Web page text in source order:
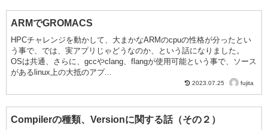
ARMでGROMACS
HPCチャレンジを動かして、大まかなARMのcpuの性格が分ったとい
う事で、では、実アプリじゃどうなのか、という話になりました。
OSは共通、さらに、gccやclang、flangが使用可能という事で、ソース
があるlinux上の大抵のアプ...
2023.07.25 fujita
Compilerの種類、Versionに関する話（その２）